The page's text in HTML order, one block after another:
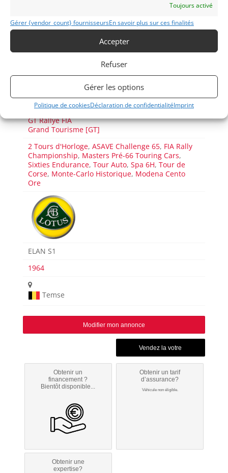
Toujours activé
Gérer {vendor_count} fournisseursEn savoir plus sur ces finalités
Accepter
Refuser
Gérer les options
Politique de cookiesDéclaration de confidentialitéImprint
Passeport technique
international
Albion Motorcars
Publié: 28 décembre 2021 (il y a 5 ans)
AUTO
GT Circuit FIA
GT Rallye FIA
Grand Tourisme [GT]
2 Tours d'Horloge,ASAVE Challenge 65, FIA Rally
Championship, Masters Pré-66 Touring Cars,
Sixties Endurance,Tour Auto,Spa 6H,Tour de
Corse, Monte-Carlo Historique, Modena Cento
Ore
ELAN S1
1964
Temse
Modifier mon annonce
Obtenir un
financement ?
Bientôt disponible...
Obtenir un tarif
d’assurance?
Véhicule non éligible.
Obtenir une
expertise?